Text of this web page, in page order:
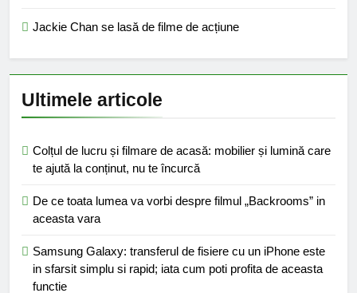
Jackie Chan se lasă de filme de acțiune
Ultimele articole
Colțul de lucru și filmare de acasă: mobilier și lumină care
te ajută la conținut, nu te încurcă
De ce toata lumea va vorbi despre filmul „Backrooms” in
aceasta vara
Samsung Galaxy: transferul de fisiere cu un iPhone este
in sfarsit simplu si rapid; iata cum poti profita de aceasta
functie